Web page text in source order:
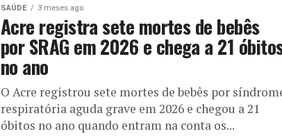
SAÚDE 3 meses ago
Acre registra sete mortes de bebês
por SRAG em 2026 e chega a 21
no ano
O Acre registrou sete mortes de bebês por
respiratória aguda grave em 2026 e chegou a 21
óbitos no ano quando entram na conta os...